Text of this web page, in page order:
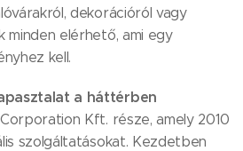
dekorációról vagy
minden elérhető, ami egy
kell.
a háttérben
Kft. része, amely 2010
szolgáltatásokat. Kezdetben